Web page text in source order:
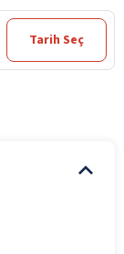
Tarih Seç